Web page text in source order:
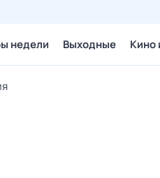
недели Выходные Кино